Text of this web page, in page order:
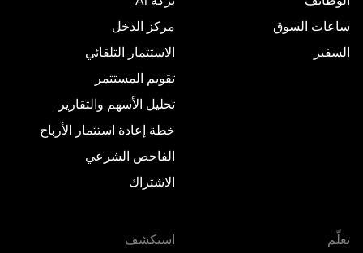
ساعات السوق
السفير
مركز الدخل
الاستثمار التلقائي
تقويم المستثمر
تحليل الأسهم والتقارير
خطة إعادة استثمار الأرباح
الفاحص الشرعي
الاشتراك
تعلّم استكشف